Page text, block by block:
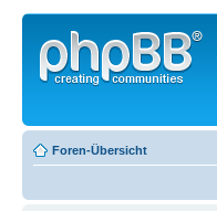
Foren-Übersicht